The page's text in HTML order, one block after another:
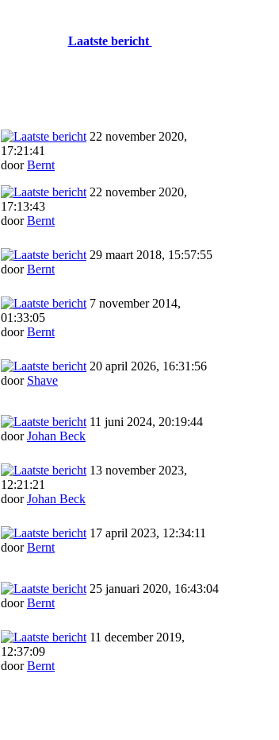
Laatste bericht
22 november 2020,
17:21:41
doorBernt
22 november 2020,
17:13:43
doorBernt
29 maart 2018, 15:57:55
doorBernt
7 november 2014,
01:33:05
doorBernt
20 april 2026, 16:31:56
door Shave
11 juni 2024, 20:19:44
doorJohan Beck
13 november 2023,
12:21:21
doorJohan Beck
17 april 2023, 12:34:11
doorBernt
25 januari 2020, 16:43:04
doorBernt
11 december 2019,
12:37:09
doorBernt